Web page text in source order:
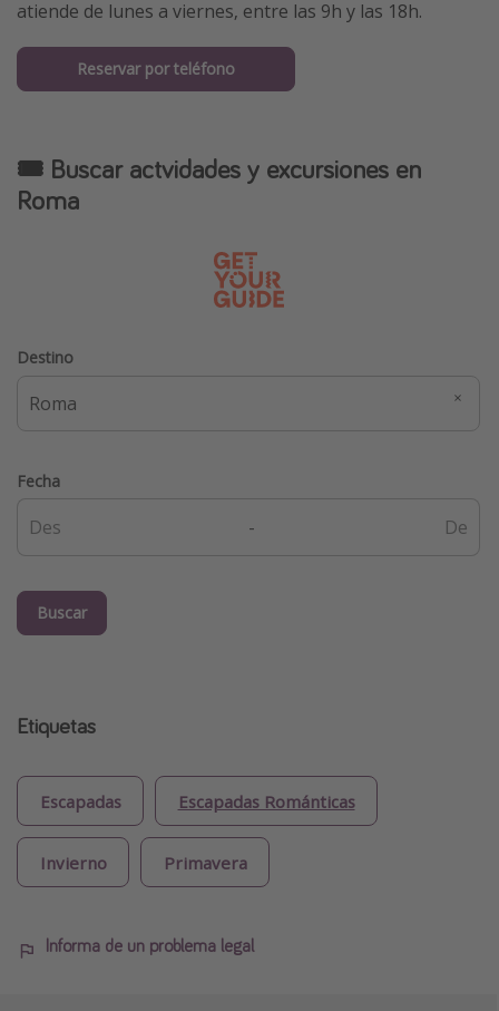
atiende de lunes a viernes, entre las 9h y las 18h.
Reservar por teléfono
🎟️ Buscar actvidades y excursiones en
Roma
Destino
Fecha
-
Buscar
Etiquetas
Escapadas Escapadas Románticas
Invierno Primavera
Informa de un problema legal